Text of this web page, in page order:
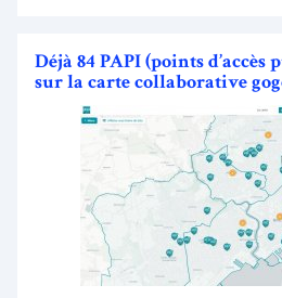
Déjà 84 PAPI (points
sur la carte collaborative